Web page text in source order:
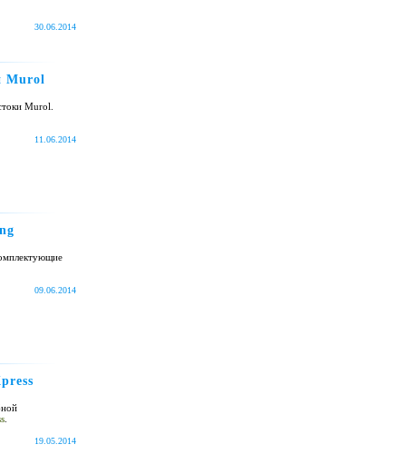
30.06.2014
Murol
Murol.
11.06.2014
09.06.2014
19.05.2014